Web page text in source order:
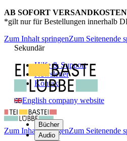
AB SOFORT
*gilt nur für Bestellungen innerhalb
Zum Inhalt springenZum Seitenende
Sekundär
Hilfe & Support
Newsletter
Kontakt
English company website
Bücher
Audio
Zum Inhalt springenZum Seitenende